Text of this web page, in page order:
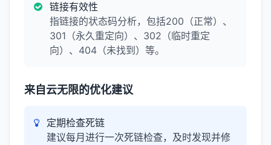
链接有效性
指链接的状态码分析，包括200（正常）、
301（永久重定向）、302（临时重定
向）、404（未找到）等。
来自云无限的优化建议
定期检查死链
建议每月进行一次死链检查，及时发现并修